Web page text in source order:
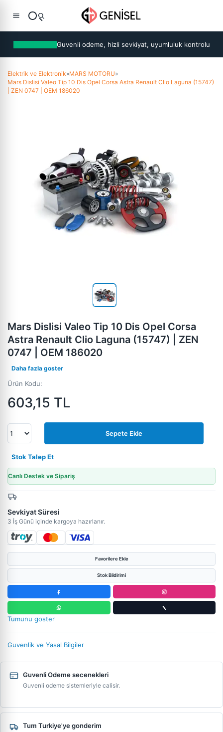
Guvenli odeme, hizli sevkiyat, uyumluluk kontrolu
Elektrik ve Elektronik»MARS MOTORU»
Mars Dislisi Valeo Tip 10 Dis Opel Corsa Astra Renault Clio Laguna (15747)
| ZEN 0747 | OEM 186020
Mars Dislisi Valeo Tip 10 Dis Opel Corsa
Astra Renault Clio Laguna (15747) | ZEN
0747 | OEM 186020
Daha fazla goster
Ürün Kodu:
603,15 TL
Sepete Ekle
Stok Talep Et
Canlı Destek ve Sipariş
Sevkiyat Süresi
3 İş Günü içinde kargoya hazırlanır.
Favorilere Ekle
Stok Bildirimi
Tumunu goster
Guvenlik ve Yasal Bilgiler
Guvenli Odeme secenekleri
Guvenli odeme sistemleriyle calisir.
Tum Turkiye'ye gonderim